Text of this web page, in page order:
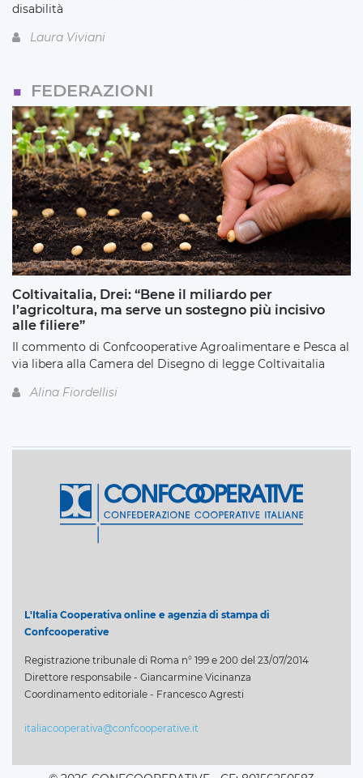
disabilità
Laura Viviani
FEDERAZIONI
Coltivaitalia, Drei: “Bene il miliardo per
l’agricoltura, ma serve un sostegno più incisivo
alle filiere”
Il commento di Confcooperative Agroalimentare e Pesca al
via libera alla Camera del Disegno di legge Coltivaitalia
Alina Fiordellisi
L'Italia Cooperativa online e agenzia di stampa di
Confcooperative
Registrazione tribunale di Roma n° 199 e 200 del 23/07/2014
Direttore responsabile - Giancarmine Vicinanza
Coordinamento editoriale - Francesco Agresti
italiacooperativa@confcooperative.it